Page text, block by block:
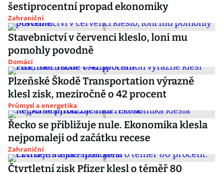
šestiprocentní propad ekonomiky
Zahraniční
Stavebnictví v červenci kleslo, loni mu
pomohly povodně
Domácí
Plzeňské Škodě Transportation výrazně
klesl zisk, meziročně o 42 procent
Průmysl a energetika
Řecko se přibližuje nule. Ekonomika klesla
nejpomaleji od začátku recese
Zahraniční
Čtvrtletní zisk Pfizer klesl o téměř 80